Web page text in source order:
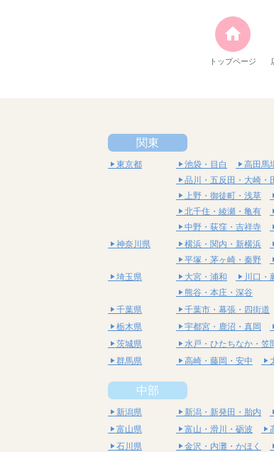
トップページ
関東
東京都 池袋・目白 高田馬
品川・五反田・大崎・
上野・御徒町・浅草
北千住・綾瀬・亀有
中野・荻窪・吉祥寺
神奈川県
横浜・関内・新横浜
平塚・茅ヶ崎・秦野
埼玉県
大宮・浦和 川口・
熊谷・本庄・深谷
千葉県
千葉市・幕張・四街道
栃木県
宇都宮・鹿沼・真岡
茨城県
水戸・ひたちなか・笠
群馬県
高崎・藤岡・安中
中部
新潟県 新潟・新発田・胎内
富山県
富山・滑川・砺波
石川県
金沢・内灘・かほく